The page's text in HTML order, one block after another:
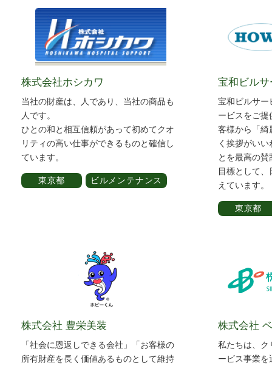
株式会社ホシカワ
当社の財産は、人であり、当社の商品も
人です。
ひとの和と相互信頼があって初めてクオ
リティの高い仕事ができるものと確信し
ています。
東京都 ビルメンテナンス
宝和ビル
宝和ビルサー
ービスをご
客様から「綺
く挨拶がい
とを最高の
目標として
えています。
東京都
株式会社 豊栄美装
「社会に恩返しできる会社」「お客様の
所有財産を長く価値あるものとして維持
株式会社
私たちは、ク
ービス事業